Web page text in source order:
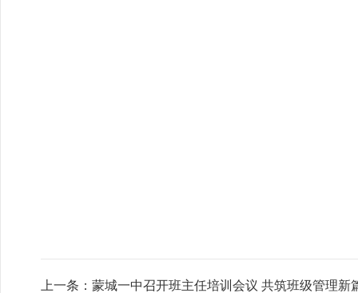
上一条： 蒙城一中召开班主任培训会议 共筑班级管理新